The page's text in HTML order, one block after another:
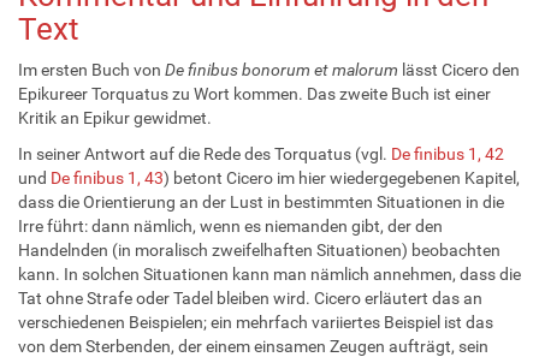
Text
Im ersten Buch von De finibus bonorum et malorum lässt Cicero den
Epikureer Torquatus zu Wort kommen. Das zweite Buch ist einer
Kritik an Epikur gewidmet.
In seiner Antwort auf die Rede des Torquatus (vgl. De finibus 1, 42
und De finibus 1, 43) betont Cicero im hier wiedergegebenen Kapitel,
dass die Orientierung an der Lust in bestimmten Situationen in die
Irre führt: dann nämlich, wenn es niemanden gibt, der den
Handelnden (in moralisch zweifelhaften Situationen) beobachten
kann. In solchen Situationen kann man nämlich annehmen, dass die
Tat ohne Strafe oder Tadel bleiben wird. Cicero erläutert das an
verschiedenen Beispielen; ein mehrfach variiertes Beispiel ist das
von dem Sterbenden, der einem einsamen Zeugen aufträgt, sein